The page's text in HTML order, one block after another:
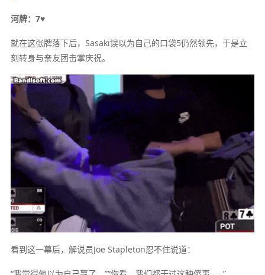
河牌：7♥
就在这张牌落下后，Sasaki误以为自己的口袋5仍然领先，于是立
刻转身与亲友团击掌庆祝。
看到这一幕后，解说员Joe Stapleton忍不住说道：